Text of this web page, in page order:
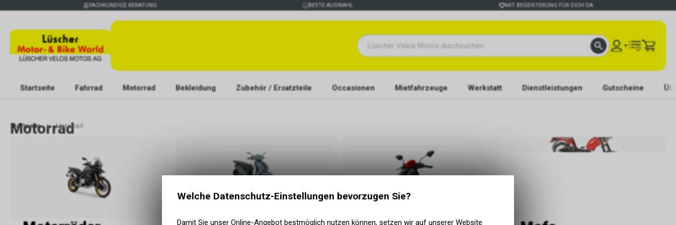
FACHKUNDIGE BERATUNG BESTE AUSWAHL MIT BEGEISTERUNG FÜR DICH DA
Startseite Fahrrad Motorrad Bekleidung Zubehör / Ersatzteile Occasionen Mietfahrzeuge Werkstatt Dienstleistungen Gutscheine
Startseite Motorrad
Motorrad
E-Roller
Welche Datenschutz-Einstellungen bevorzugen Sie?
Damit Sie unser Online-Angebot bestmöglich nutzen können, setzen wir auf unserer Website